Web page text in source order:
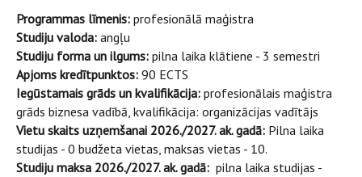
Programmas līmenis: profesionālā maģistra
Studiju valoda: angļu
Studiju forma un ilgums: pilna laika klātiene - 3 semestri
Apjoms kredītpunktos: 90 ECTS
Iegūstamais grāds un kvalifikācija: profesionālais maģistra
grāds biznesa vadībā, kvalifikācija: organizācijas vadītājs
Vietu skaits uzņemšanai 2026./2027. ak. gadā: Pilna laika
studijas - 0 budžeta vietas, maksas vietas - 10.
Studiju maksa 2026./2027. ak. gadā: pilna laika studijas -